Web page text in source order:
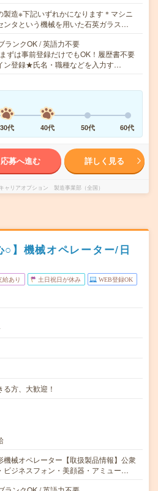
製造※下記いずれかになります＊マシニ
ンタという機械を用いた石英ガラス…
ランクOK / 英語力不要
ずは事前登録だけでもOK！履歴書不要
ン登録★氏名・職種などを入力す…
30代 40代 50代 60代
応募へ進む 詳しく見る
ャリアオプション 製造事業部（全国）
○】機械オペレーター/日
給あり 土日祝日が休み WEB登録OK
方、大歓迎！
機械オペレーター【取扱製品情報】公衆
ビジネスフォン・美顔器・アミュー…